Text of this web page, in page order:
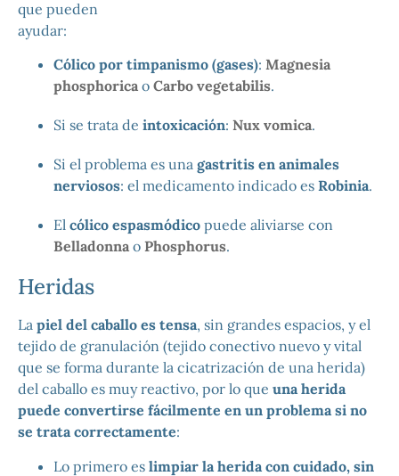
que pueden
ayudar:
Cólico por timpanismo (gases): Magnesia
phosphorica o Carbo vegetabilis.
Si se trata de intoxicación: Nux vomica.
Si el problema es una gastritis en animales
nerviosos: el medicamento indicado es Robinia.
El cólico espasmódico puede aliviarse con
Belladonna o Phosphorus.
Heridas
La piel del caballo es tensa, sin grandes espacios, y el
tejido de granulación (tejido conectivo nuevo y vital
que se forma durante la cicatrización de una herida)
del caballo es muy reactivo, por lo que una herida
puede convertirse fácilmente en un problema si no
se trata correctamente:
Lo primero es limpiar la herida con cuidado, sin